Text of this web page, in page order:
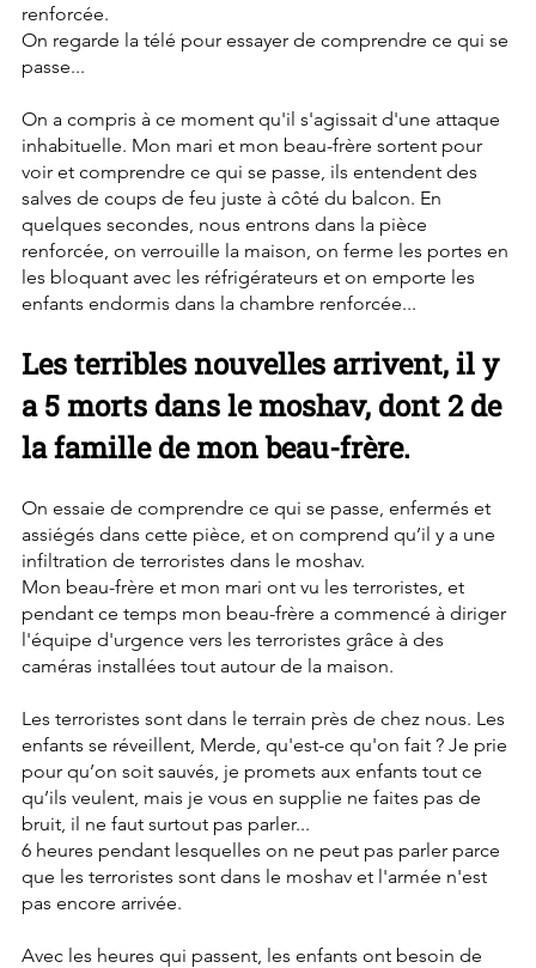
renforcée.
On regarde la télé pour essayer de comprendre ce qui se
passe...
On a compris à ce moment qu'il s'agissait d'une attaque
inhabituelle. Mon mari et mon beau-frère sortent pour
voir et comprendre ce qui se passe, ils entendent des
salves de coups de feu juste à côté du balcon. En
quelques secondes, nous entrons dans la pièce
renforcée, on verrouille la maison, on ferme les portes en
les bloquant avec les réfrigérateurs et on emporte les
enfants endormis dans la chambre renforcée...
Les terribles nouvelles arrivent, il y
a 5 morts dans le moshav, dont 2 de
la famille de mon beau-frère.
On essaie de comprendre ce qui se passe, enfermés et
assiégés dans cette pièce, et on comprend qu’il y a une
infiltration de terroristes dans le moshav.
Mon beau-frère et mon mari ont vu les terroristes, et
pendant ce temps mon beau-frère a commencé à diriger
l'équipe d'urgence vers les terroristes grâce à des
caméras installées tout autour de la maison.
Les terroristes sont dans le terrain près de chez nous. Les
enfants se réveillent, Merde, qu'est-ce qu'on fait ? Je prie
pour qu’on soit sauvés, je promets aux enfants tout ce
qu’ils veulent, mais je vous en supplie ne faites pas de
bruit, il ne faut surtout pas parler...
6 heures pendant lesquelles on ne peut pas parler parce
que les terroristes sont dans le moshav et l'armée n'est
pas encore arrivée.
Avec les heures qui passent, les enfants ont besoin de